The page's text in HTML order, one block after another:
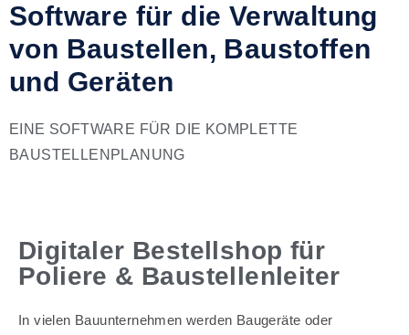
Software für die Verwaltung
von Baustellen, Baustoffen
und Geräten
EINE SOFTWARE FÜR DIE KOMPLETTE
BAUSTELLENPLANUNG
Digitaler Bestellshop für
Poliere & Baustellenleiter
In vielen Bauunternehmen werden Baugeräte oder